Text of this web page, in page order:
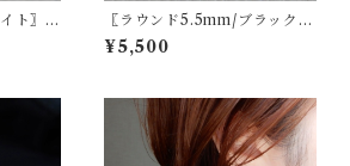
ト〗淡
/イヤ
】
〖ラウンド5.5mm/ブラック〗
アコヤパールスタッドピアス/
イヤリング14kgf/SV925【12
¥5,500